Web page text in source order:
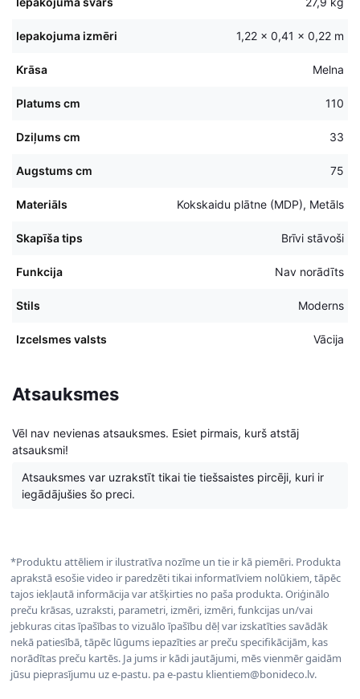
Iepakojuma izmēri 1,22 × 0,41 × 0,22 m
Krāsa Melna
Platums cm 110
Dziļums cm 33
Augstums cm 75
Materiāls Kokskaidu plātne (MDP), Metāls
Skapīša tips Brīvi stāvoši
Funkcija Nav norādīts
Stils Moderns
Izcelsmes valsts Vācija
Atsauksmes
Vēl nav nevienas atsauksmes. Esiet pirmais, kurš atstāj
atsauksmi!
Atsauksmes var uzrakstīt tikai tie tiešsaistes pircēji, kuri ir
iegādājušies šo preci.
*Produktu attēliem ir ilustratīva nozīme un tie ir kā piemēri. Produkta
aprakstā esošie video ir paredzēti tikai informatīviem nolūkiem, tāpēc
tajos iekļautā informācija var atšķirties no paša produkta. Oriģinālo
preču krāsas, uzraksti, parametri, izmēri, izmēri, funkcijas un/vai
jebkuras citas īpašības to vizuālo īpašību dēļ var izskatīties savādāk
nekā patiesībā, tāpēc lūgums iepazīties ar preču specifikācijām, kas
norādītas preču kartēs. Ja jums ir kādi jautājumi, mēs vienmēr gaidām
jūsu pieprasījumu uz e-pastu. pa e-pastu klientiem@bonideco.lv.